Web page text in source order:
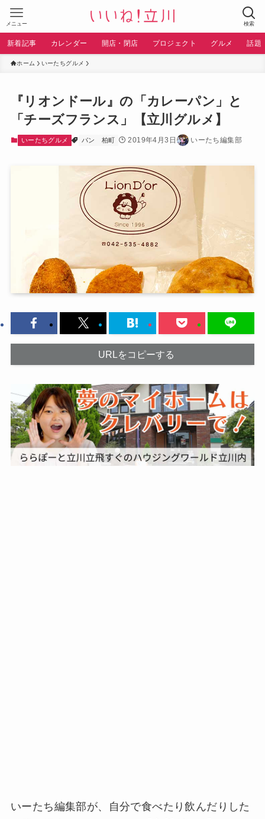
検索
メニュー
新着記事 カレンダー 開店・閉店 プロジェクト グルメ 話題
ホーム いーたちグルメ
『リオンドール』の「カレーパン」と
「チーズフランス」【立川グルメ】
いーたちグルメ パン 柏町 2019年4月3日 いーたち編集部
URLをコピーする
いーたち編集部が、自分で食べたり飲んだりした